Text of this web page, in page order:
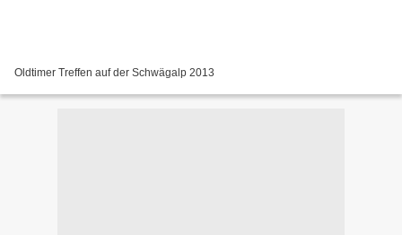
Oldtimer Treffen auf der Schwägalp 2013